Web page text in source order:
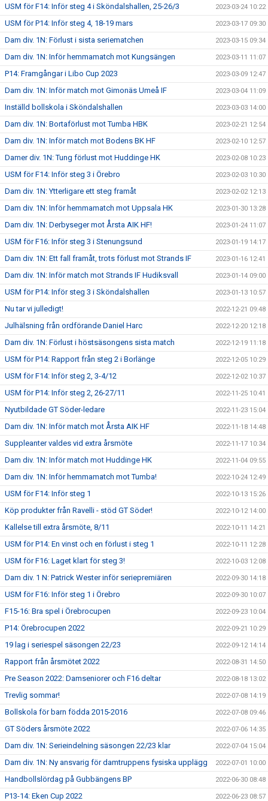
USM för F14: Inför steg 4 i Sköndalshallen, 25-26/3 2023-03-24 10:22
USM för P14: Inför steg 4, 18-19 mars 2023-03-17 09:30
Dam div. 1N: Förlust i sista seriematchen 2023-03-15 09:34
Dam div. 1N: Inför hemmamatch mot Kungsängen 2023-03-11 11:07
P14: Framgångar i Libo Cup 2023 2023-03-09 12:47
Dam div. 1N: Inför match mot Gimonäs Umeå IF 2023-03-04 11:09
Inställd bollskola i Sköndalshallen 2023-03-03 14:00
Dam div. 1N: Bortaförlust mot Tumba HBK 2023-02-21 12:54
Dam div. 1N: Inför match mot Bodens BK HF 2023-02-10 12:57
Damer div. 1N: Tung förlust mot Huddinge HK 2023-02-08 10:23
USM för F14: Inför steg 3 i Örebro 2023-02-03 10:30
Dam div. 1N: Ytterligare ett steg framåt 2023-02-02 12:13
Dam div. 1N: Inför hemmamatch mot Uppsala HK 2023-01-30 13:28
Dam div. 1N: Derbyseger mot Årsta AIK HF! 2023-01-24 11:07
USM för F16: Inför steg 3 i Stenungsund 2023-01-19 14:17
Dam div. 1N: Ett fall framåt, trots förlust mot Strands IF 2023-01-16 12:41
Dam div. 1N: Inför match mot Strands IF Hudiksvall 2023-01-14 09:00
USM för P14: Inför steg 3 i Sköndalshallen 2023-01-13 10:57
Nu tar vi julledigt! 2022-12-21 09:48
Julhälsning från ordförande Daniel Harc 2022-12-20 12:18
Dam div. 1N: Förlust i höstsäsongens sista match 2022-12-19 11:18
USM för P14: Rapport från steg 2 i Borlänge 2022-12-05 10:29
USM för F14: Inför steg 2, 3-4/12 2022-12-02 10:37
USM för P14: Inför steg 2, 26-27/11 2022-11-25 10:41
Nyutbildade GT Söder-ledare 2022-11-23 15:04
Dam div. 1N: Inför match mot Årsta AIK HF 2022-11-18 14:48
Suppleanter valdes vid extra årsmöte 2022-11-17 10:34
Dam div. 1N: Inför match mot Huddinge HK 2022-11-04 09:55
Dam div. 1N: Inför hemmamatch mot Tumba! 2022-10-24 12:49
USM för F14: Inför steg 1 2022-10-13 15:26
Köp produkter från Ravelli - stöd GT Söder! 2022-10-12 14:00
Kallelse till extra årsmöte, 8/11 2022-10-11 14:21
USM för P14: En vinst och en förlust i steg 1 2022-10-11 12:28
USM för F16: Laget klart för steg 3! 2022-10-03 12:08
Dam div. 1 N: Patrick Wester inför seriepremiären 2022-09-30 14:18
USM för F16: Inför steg 1 i Örebro 2022-09-30 10:07
F15-16: Bra spel i Örebrocupen 2022-09-23 10:04
P14: Örebrocupen 2022 2022-09-21 10:29
19 lag i seriespel säsongen 22/23 2022-09-12 14:14
Rapport från årsmötet 2022 2022-08-31 14:50
Pre Season 2022: Damseniorer och F16 deltar 2022-08-18 13:02
Trevlig sommar! 2022-07-08 14:19
Bollskola för barn födda 2015-2016 2022-07-08 09:46
GT Söders årsmöte 2022 2022-07-06 14:35
Dam div. 1N: Serieindelning säsongen 22/23 klar 2022-07-04 15:04
Dam div. 1N: Ny ansvarig för damtruppens fysiska upplägg 2022-07-01 10:00
Handbollslördag på Gubbängens BP 2022-06-30 08:48
P13-14: Eken Cup 2022 2022-06-23 08:57